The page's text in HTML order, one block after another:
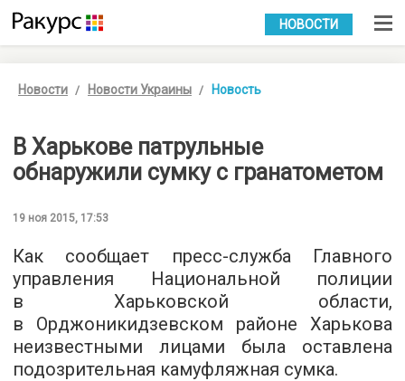
УКР РУС
НОВОСТИ
Новости Новости Украины Новость
В Харькове патрульные
обнаружили сумку с гранатометом
19 ноя 2015, 17:53
Как сообщает пресс-службаГлавного
управления Национальной полиции
в Харьковской области,
в Орджоникидзевском районе Харькова
неизвестными лицами была оставлена
подозрительная камуфляжная сумка.